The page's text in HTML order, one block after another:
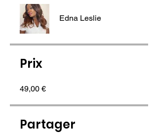
Edna Leslie
Prix
49,00 €
Partager